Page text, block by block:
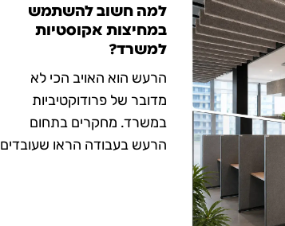
למה חשוב להשתמש
במחיצות אקוסטיות
למשרד?
הרעש הוא האויב הכי לא
מדובר של פרודוקטיביות
במשרד. מחקרים בתחום
הרעש בעבודה הראו שעובדים